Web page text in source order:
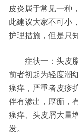
皮炎属于常见一种
此建议大家不可小
护理措施，但是只
症状一：头皮脂
前者初起为轻度潮
瘙痒，严重者皮疹
伴有渗出，厚痂，
瘙痒、头皮屑大量
发。